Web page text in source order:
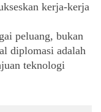
kerja-kerja
peluang, bukan
diplomasi adalah
teknologi